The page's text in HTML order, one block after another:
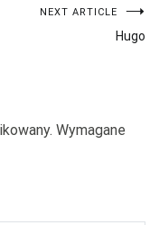
NEXT ARTICLE
Hugo
Wymagane